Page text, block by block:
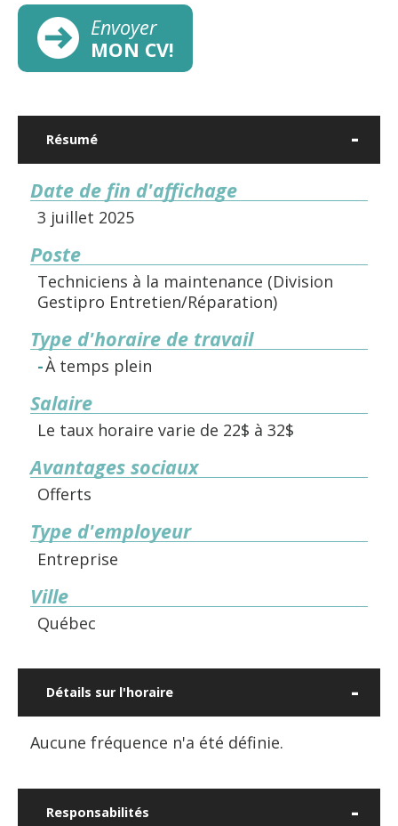
Envoyer
MON CV!
Résumé
Date de fin d'affichage
3 juillet 2025
Poste
Techniciens à la maintenance (Division
Gestipro Entretien/Réparation)
Type d'horaire de travail
À temps plein
Salaire
Le taux horaire varie de 22$ à 32$
Avantages sociaux
Offerts
Type d'employeur
Entreprise
Ville
Québec
Détails sur l'horaire
Aucune fréquence n'a été définie.
Responsabilités